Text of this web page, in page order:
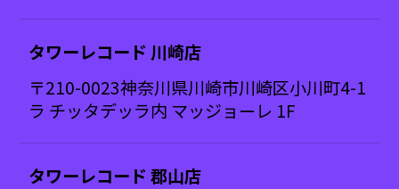
タワーレコード 川崎店
〒210-0023神奈川県川崎市川崎区小川町4-1
ラ チッタデッラ内 マッジョーレ 1F
タワーレコード 郡山店